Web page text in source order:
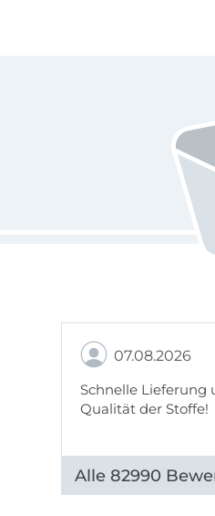
07.08.2026
Schnelle Lieferung
Qualität der Stoffe!
Alle 82990